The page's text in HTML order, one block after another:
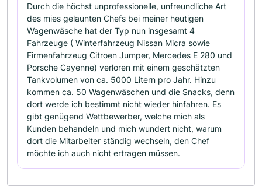
Durch die höchst unprofessionelle, unfreundliche Art
des mies gelaunten Chefs bei meiner heutigen
Wagenwäsche hat der Typ nun insgesamt 4
Fahrzeuge ( Winterfahrzeug Nissan Micra sowie
Firmenfahrzeug Citroen Jumper, Mercedes E 280 und
Porsche Cayenne) verloren mit einem geschätzten
Tankvolumen von ca. 5000 Litern pro Jahr. Hinzu
kommen ca. 50 Wagenwäschen und die Snacks, denn
dort werde ich bestimmt nicht wieder hinfahren. Es
gibt genügend Wettbewerber, welche mich als
Kunden behandeln und mich wundert nicht, warum
dort die Mitarbeiter ständig wechseln, den Chef
möchte ich auch nicht ertragen müssen.